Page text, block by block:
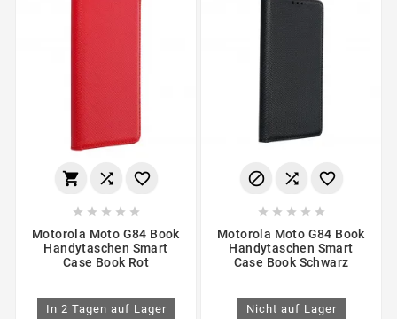
  
    
Motorola Moto G84 Book
Handytaschen Smart
Case Book Rot
In 2 Tagen auf Lager
  
    
Motorola Moto G84 Book
Handytaschen Smart
Case Book Schwarz
Nicht auf Lager